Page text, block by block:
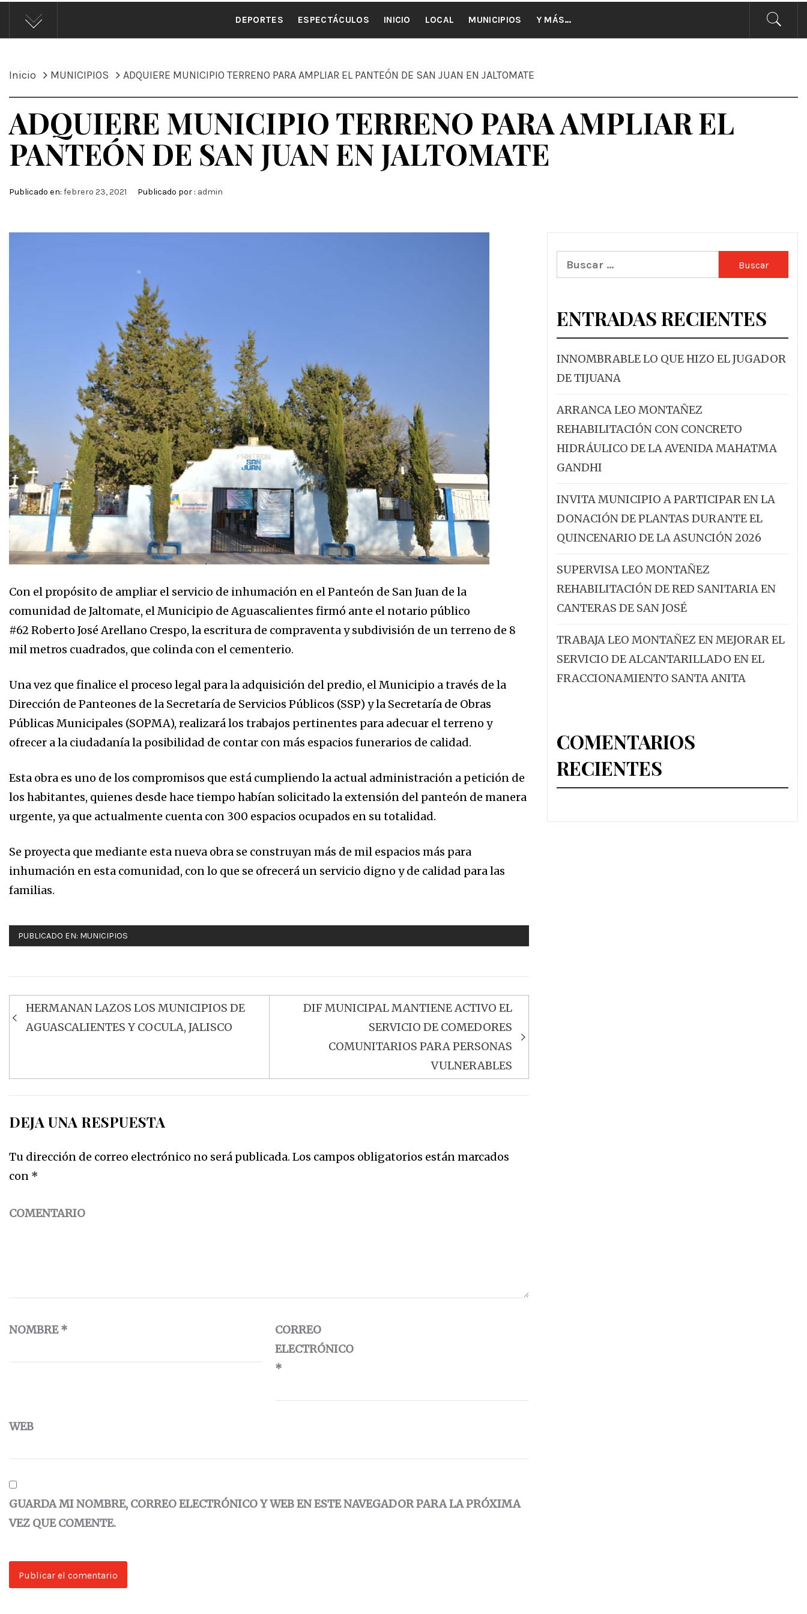
ÁNDALE NOTICIAS
DEPORTES ESPECTÁCULOS INICIO LOCAL MUNICIPIOS Y MÁS…
Inicio MUNICIPIOS ADQUIERE MUNICIPIO TERRENO PARA AMPLIAR EL PANTEÓN DE SAN JUAN EN JALTOMATE
ADQUIERE MUNICIPIO TERRENO PARA AMPLIAR EL
PANTEÓN DE SAN JUAN EN JALTOMATE
Publicado en: febrero 23, 2021 Publicado por : admin
Con el propósito de ampliar el servicio de inhumación en el Panteón de San Juan de la
comunidad de Jaltomate, el Municipio de Aguascalientes firmó ante el notario público
#62 Roberto José Arellano Crespo, la escritura de compraventa y subdivisión de un terreno de 8
mil metros cuadrados, que colinda con el cementerio.
Una vez que finalice el proceso legal para la adquisición del predio, el Municipio a través de la
Dirección de Panteones de la Secretaría de Servicios Públicos (SSP) y la Secretaría de Obras
Públicas Municipales (SOPMA), realizará los trabajos pertinentes para adecuar el terreno y
ofrecer a la ciudadanía la posibilidad de contar con más espacios funerarios de calidad.
Esta obra es uno de los compromisos que está cumpliendo la actual administración a petición de
los habitantes, quienes desde hace tiempo habían solicitado la extensión del panteón de manera
urgente, ya que actualmente cuenta con 300 espacios ocupados en su totalidad.
Se proyecta que mediante esta nueva obra se construyan más de mil espacios más para
inhumación en esta comunidad, con lo que se ofrecerá un servicio digno y de calidad para las
familias.
PUBLICADO EN: MUNICIPIOS
Navegación
de
HERMANAN LAZOS LOS MUNICIPIOS DE
AGUASCALIENTES Y COCULA, JALISCO
DIF MUNICIPAL MANTIENE ACTIVO EL
SERVICIO DE COMEDORES
COMUNITARIOS PARA PERSONAS
VULNERABLES
DEJA UNA RESPUESTA
Tu dirección de correo electrónico no será publicada. Los campos obligatorios están marcados
con *
COMENTARIO
NOMBRE*
CORREO
ELECTRÓNICO
*
WEB
GUARDA MI NOMBRE, CORREO ELECTRÓNICO Y WEB EN ESTE NAVEGADOR PARA LA PRÓXIMA
VEZ QUE COMENTE.
Buscar:
ENTRADAS RECIENTES
INNOMBRABLE LO QUE HIZO EL JUGADOR
DE TIJUANA
ARRANCA LEO MONTAÑEZ
REHABILITACIÓN CON CONCRETO
HIDRÁULICO DE LA AVENIDA MAHATMA
GANDHI
INVITA MUNICIPIO A PARTICIPAR EN LA
DONACIÓN DE PLANTAS DURANTE EL
QUINCENARIO DE LA ASUNCIÓN 2026
SUPERVISA LEO MONTAÑEZ
REHABILITACIÓN DE RED SANITARIA EN
CANTERAS DE SAN JOSÉ
TRABAJA LEO MONTAÑEZ EN MEJORAR EL
SERVICIO DE ALCANTARILLADO EN EL
FRACCIONAMIENTO SANTA ANITA
COMENTARIOS
RECIENTES